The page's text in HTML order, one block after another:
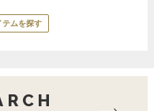
テムを探す